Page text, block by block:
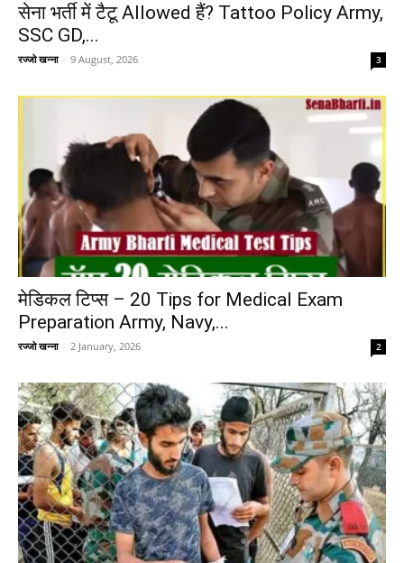
सेना भर्ती में टैटू Allowed हैं? Tattoo Policy Army,
SSC GD,...
रज्जो खन्ना - 9 August, 2026 3
मेडिकल टिप्स – 20 Tips for Medical Exam
Preparation Army, Navy,...
रज्जो खन्ना - 2 January, 2026 2